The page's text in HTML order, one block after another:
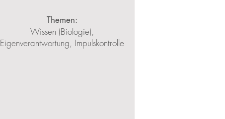
Themen:
Wissen (Biologie),
Eigenverantwortung, Impulskontrolle